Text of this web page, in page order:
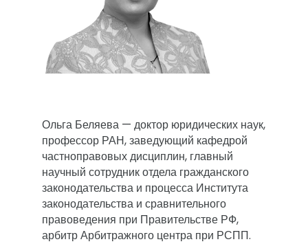
Ольга Беляева — доктор юридических наук,
профессор РАН, заведующий кафедрой
частноправовых дисциплин, главный
научный сотрудник отдела гражданского
законодательства и процесса Института
законодательства и сравнительного
правоведения при Правительстве РФ,
арбитр Арбитражного центра при РСПП.